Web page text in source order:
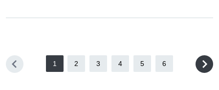
1 2 3 4 5 6